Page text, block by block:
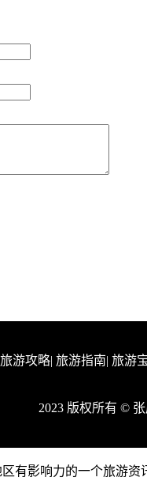
旅游攻略| 旅游指南| 旅游
2023 版权所有 ©
区有影响力的一个旅游